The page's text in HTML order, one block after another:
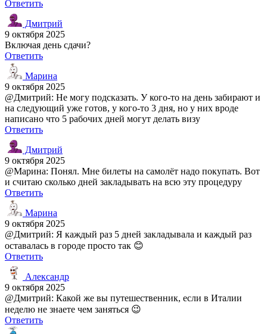
Ответить
Дмитрий
9 октября 2025
Включая день сдачи?
Ответить
Марина
9 октября 2025
@Дмитрий: Не могу подсказать. У кого-то на день забирают и
на следующий уже готов, у кого-то 3 дня, но у них вроде
написано что 5 рабочих дней могут делать визу
Ответить
Дмитрий
9 октября 2025
@Марина: Понял. Мне билеты на самолёт надо покупать. Вот
и считаю сколько дней закладывать на всю эту процедуру
Ответить
Марина
9 октября 2025
@Дмитрий: Я каждый раз 5 дней закладывала и каждый раз
оставалась в городе просто так 😊
Ответить
Александр
9 октября 2025
@Дмитрий: Какой же вы путешественник, если в Италии
неделю не знаете чем заняться 😉
Ответить